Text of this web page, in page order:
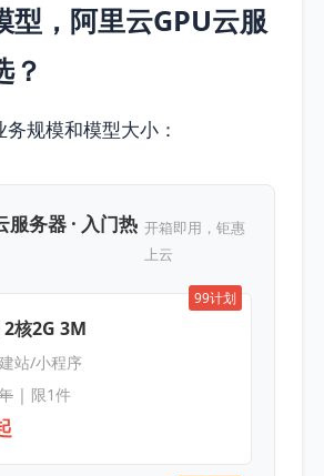
型，阿里云GPU云服
？
规模和模型大小：
服务器 · 入门热 开箱即用，钜惠
上云
99计划
2核2G 3M
站/小程序
| 限1件